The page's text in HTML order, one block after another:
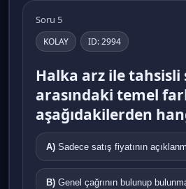
Soru 5
KOLAY ID: 2994
Halka arz ile tahsisli
arasındaki temel
aşağıdakilerden
A) Sadece satış fiyatının
B) Genel çağrının bulunup